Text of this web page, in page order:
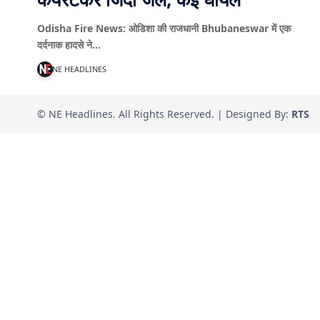
Odisha Fire News: ओडिशा की राजधानी Bhubaneswar में एक
दर्दनाक हादसे ने…
NE HEADLINES
© NE Headlines. All Rights Reserved. | Designed By: RTS